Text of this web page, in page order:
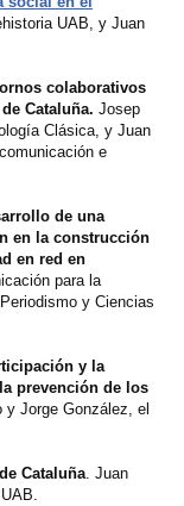
UAB, y Juan
colaborativos
Cataluña. Josep
Clásica, y Juan
e
de una
en la construcción
en red en
para la
y Ciencias
y la
prevención de los
y Jorge González, el
Cataluña. Juan